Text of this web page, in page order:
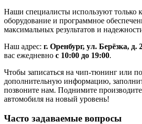
Наши специалисты используют только
оборудование и программное
максимальных результатов и
Наш адрес: г. Оренбург, ул. Берёзка, д.
вас ежедневно с 10:00 до 19:00.
Чтобы записаться на чип-тюнинг или
дополнительную информацию,
позвоните нам. Поднимите
автомобиля на новый уровень!
Часто задаваемые вопросы